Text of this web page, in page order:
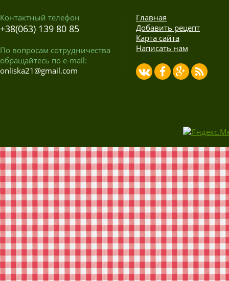
Контактный телефон
+38(063) 139 80 85
По вопросам сотрудничества
обращайтесь по e-mail:
onliska21@gmail.com
Главная
Добавить рецепт
Карта сайта
Написать нам